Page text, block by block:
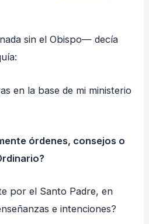
sin el Obispo— decía
en la base de mi ministerio
órdenes, consejos o
por el Santo Padre, en
e intenciones?